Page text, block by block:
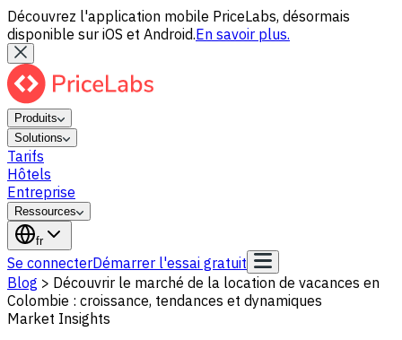
Découvrez l'application mobile PriceLabs, désormais
disponible sur iOS et Android.En savoir plus.
Produits
Solutions
Tarifs
Hôtels
Entreprise
Ressources
fr
Se connecterDémarrer l'essai gratuit
Blog > Découvrir le marché de la location de vacances en
Colombie : croissance, tendances et dynamiques
Market Insights